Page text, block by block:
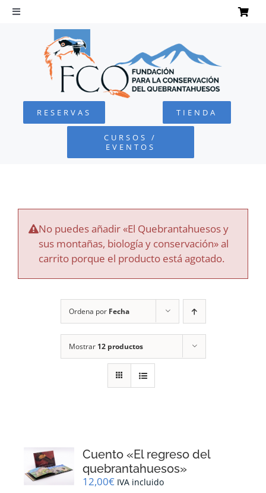
Saltar
Toggle
Navigation
QUEBRANTAHUESOS
FUNDACIÓN
COLABORA
RECURSOS
CONTACTO
RESERVAS TIENDA
CURSOS /
EVENTOS
No puedes añadir «El Quebrantahuesos y
sus montañas, biología y conservación» al
carrito porque el producto está agotado.
Ordena por Fecha
Mostrar 12 productos
Cuento «El regreso del
quebrantahuesos»
12,00€ IVA incluido